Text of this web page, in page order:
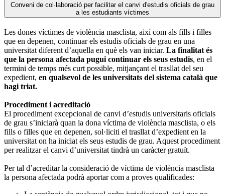
Conveni de col·laboració per facilitar el canvi d'estudis oficials de grau
a les estudiants víctimes
Les dones víctimes de violència masclista, així com als fills i filles
que en depenen, continuar els estudis oficials de grau en una
universitat diferent d’aquella en què els van iniciar. La finalitat és
que la persona afectada pugui continuar els seus estudis, en el
termini de temps més curt possible, mitjançant el trasllat del seu
expedient, en qualsevol de les universitats del sistema català que
hagi triat.
Procediment i acreditació
El procediment excepcional de canvi d’estudis universitaris oficials
de grau s’iniciarà quan la dona víctima de violència masclista, o els
fills o filles que en depenen, sol·liciti el trasllat d’expedient en la
universitat on ha iniciat els seus estudis de grau. Aquest procediment
per realitzar el canvi d’universitat tindrà un caràcter gratuït.
Per tal d’acreditar la consideració de víctima de violència masclista
la persona afectada podrà aportar com a proves qualificades: